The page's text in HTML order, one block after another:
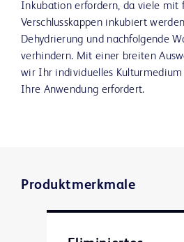
Inkubation erfordern, da viele mit
Verschlusskappen inkubiert
Dehydrierung und nachfolgende
verhindern. Mit einer breiten
wir Ihr individuelles
Ihre Anwendung erfordert.
Produktmerkmale